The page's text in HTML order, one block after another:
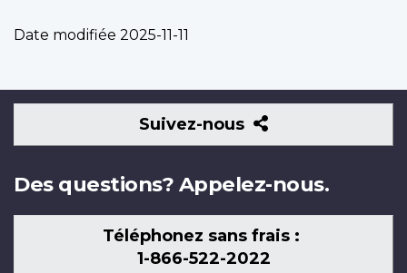
Date modifiée 2025-11-11
Suivez-nous
Suivez-
nous
Des questions? Appelez-nous.
Téléphonez sans frais :
1-866-522-2022